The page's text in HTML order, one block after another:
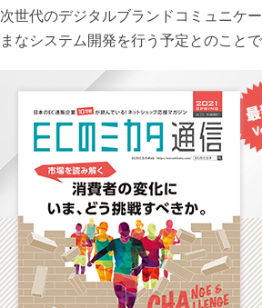
次世代のデジタルブランドコミュニケ
まなシステム開発を行う予定とのこと